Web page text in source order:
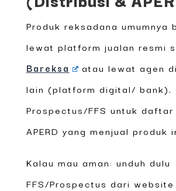
Produk reksadana umumnya
lewat platform jualan resmi
Bareksa
atau lewat agen
lain (platform digital/ bank).
Prospectus/FFS untuk daftar
APERD yang menjual produk
Kalau mau aman: unduh dulu
FFS/Prospectus dari